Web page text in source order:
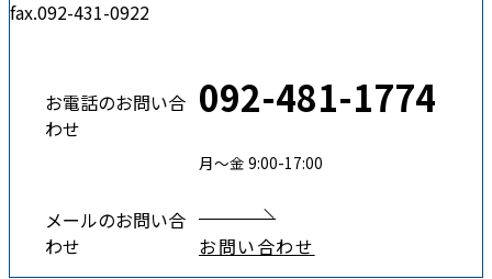
fax.092-431-0922
お電話のお問い合
わせ
092-481-1774
月〜金 9:00-17:00
メールのお問い合
わせ
お問い合わせ